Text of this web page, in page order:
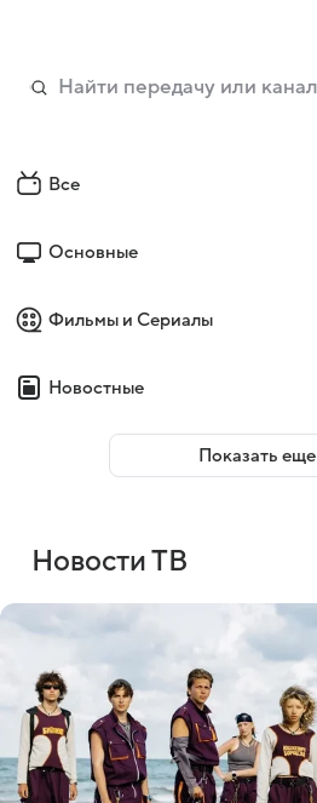
Все
Основные
Фильмы и Сериалы
Новостные
Показать еще
Новости ТВ